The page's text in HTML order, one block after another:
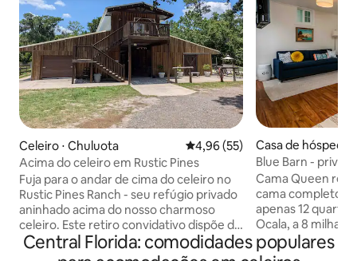
Celeiro ⋅ Chuluota 4,96 de uma avaliação média
4,96 (55)
Acima do celeiro em Rustic Pines
Fuja para o andar de cima do celeiro no
Rustic Pines Ranch - seu refúgio privado
aninhado acima do nosso charmoso
celeiro. Este retiro convidativo dispõe de
um quarto espaçoso, cozinha completa
e banheiro luxuoso com pia dupla e
Casa de hóspedes
Blue Barn -
centro
Cama Queen
cama completo -
apenas 12
Ocala, a 8 milhas
Equestrian
principal com
Central Florida: comodidades populares